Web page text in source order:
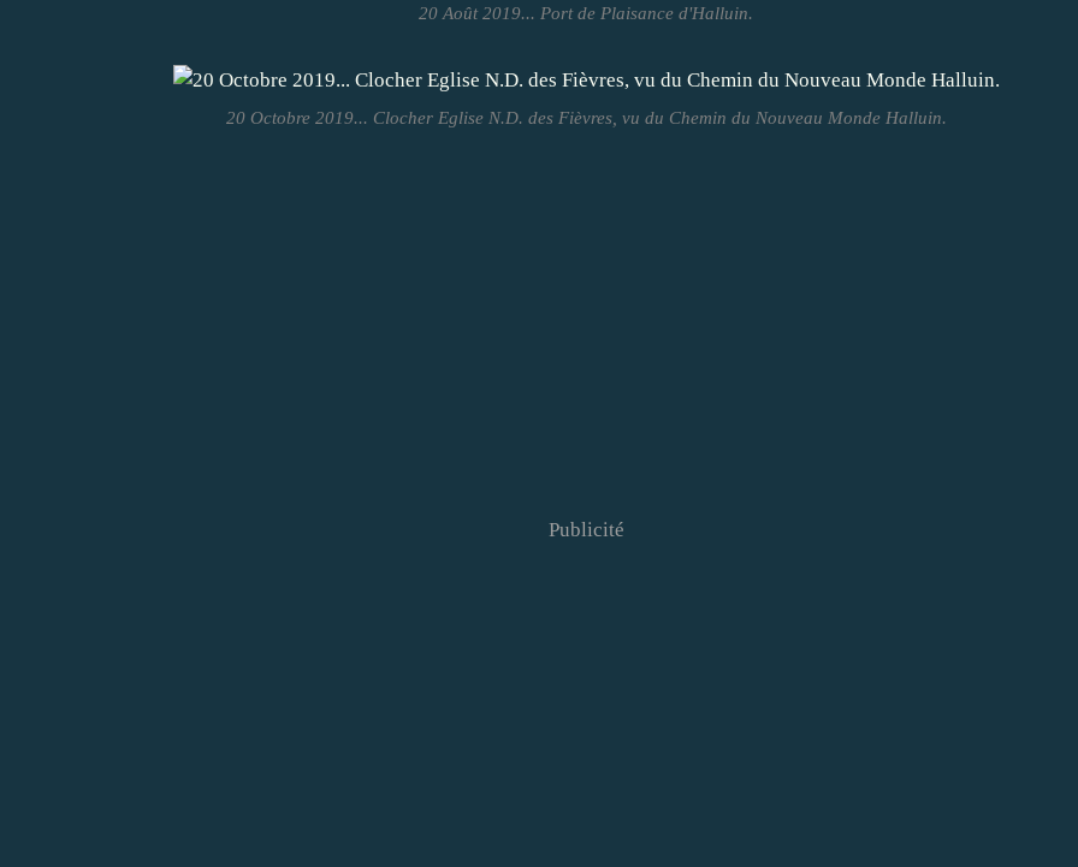
20 Août 2019... Port de Plaisance d'Halluin.
20 Octobre 2019... Clocher Eglise N.D. des Fièvres, vu du Chemin du Nouveau Monde Halluin.
Publicité